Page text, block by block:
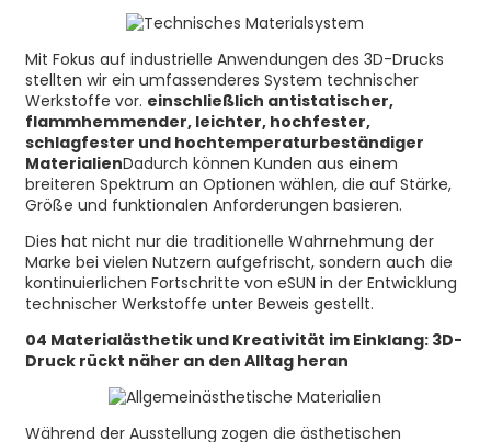
Mit Fokus auf industrielle Anwendungen des 3D-Drucks
stellten wir ein umfassenderes System technischer
Werkstoffe vor. einschließlich antistatischer,
flammhemmender, leichter, hochfester,
schlagfester und hochtemperaturbeständiger
MaterialienDadurch können Kunden aus einem
breiteren Spektrum an Optionen wählen, die auf Stärke,
Größe und funktionalen Anforderungen basieren.
Dies hat nicht nur die traditionelle Wahrnehmung der
Marke bei vielen Nutzern aufgefrischt, sondern auch die
kontinuierlichen Fortschritte von eSUN in der Entwicklung
technischer Werkstoffe unter Beweis gestellt.
04 Materialästhetik und Kreativität im Einklang: 3D-
Druck rückt näher an den Alltag heran
Während der Ausstellung zogen die ästhetischen